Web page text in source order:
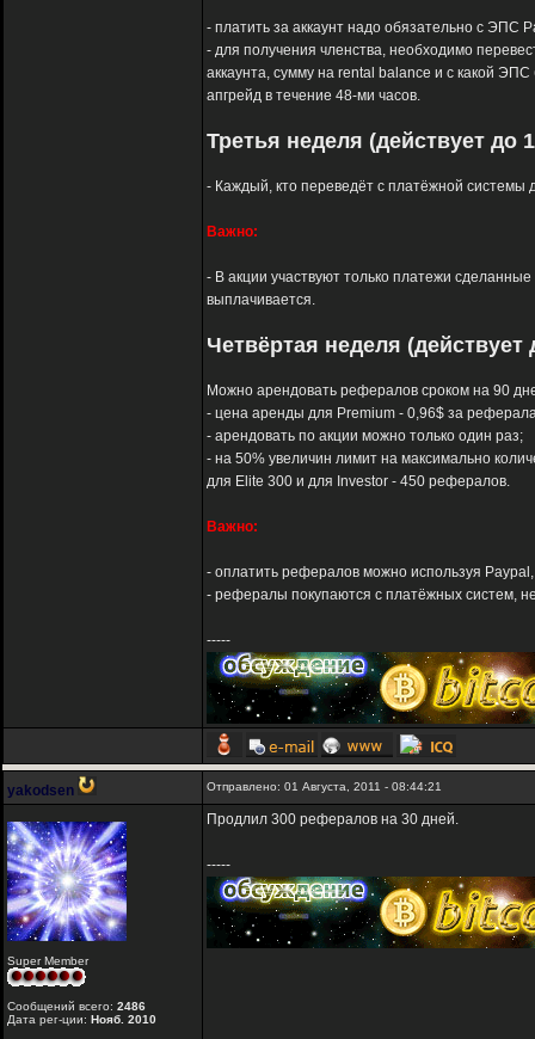
- платить за аккаунт надо обязательно с ЭПС
- для получения членства, необходимо
аккаунта, сумму на rental balance и с какой
апгрейд в течение 48-ми часов.
Третья неделя (действует до
- Каждый, кто переведёт с платёжной системы
Важно:
- В акции участвуют только платежи
выплачивается.
Четвёртая неделя (действует
Можно арендовать рефералов сроком на 90
- цена аренды для Premium - 0,96$ за
- арендовать по акции можно только один раз;
- на 50% увеличин лимит на максимально
для Elite 300 и для Investor - 450 рефералов.
Важно:
- оплатить рефералов можно используя
- рефералы покупаются с платёжных систем,
-----
yakodsen Отправлено: 01 Августа, 2011 - 08:44:21
Super Member
Сообщений всего: 2486
Дата рег-ции: Нояб. 2010
Продлил 300 рефералов на 30 дней.
-----